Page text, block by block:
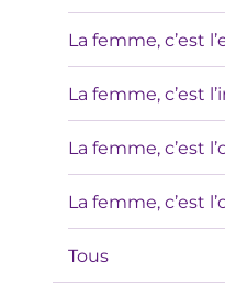
La femme, c’est
La femme, c’est
La femme, c’est
La femme, c’est
Tous